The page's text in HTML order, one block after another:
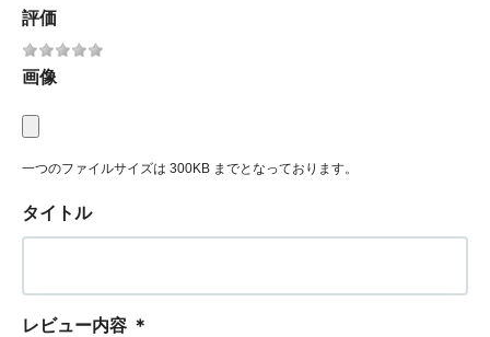
評価
画像
一つのファイルサイズは 300KB までとなっております。
タイトル
レビュー内容 ＊